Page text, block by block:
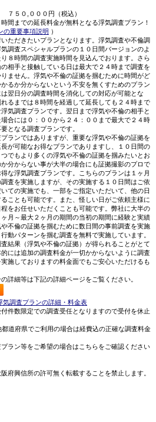
７５０,０００円（税込）
間までの延長料金が無料となる浮気調査プラン！
の重要事項説明 ）
ただきたいプランとなります。浮気調査や不倫調
調査スペシャルプランの１０日間バージョンのよ
８時間の調査実施時間を見込んでおります。さら
相手と接触している日は最大で２４時まで調査を
ません。浮気や不倫の証拠を掴むために時間がど
るか分からないという不安を無くすためのプラン
翌日分の調査時間を消化しての対応が可能とな
るまでは８時間を経過して延長しても２４時まで
気調査プランです。翌日まで浮気や不倫の相手と
合には０：００から２４：００まで最大で２４時
となる調査プランです。
ランではありますが、重要な浮気や不倫の証拠を
が可能なお得なプランでありますし、１０日間の
でもより多くの浮気や不倫の証拠を掴みたいとお
分からない事が大半の場合にも証拠撮影のプロで
な浮気調査プランです。こちらのプランは１ヶ月
査を実施しますが、その実施する１０日間はご依
ての実施でも、一部をご指定いただいて、他の日
ことも可能です。また、怪しい日がご依頼主様に
をお任せいただくことも可能です。弊社に大半の
月～最大２ヶ月の期間の当初の期間に経験と実績
不倫の証拠を掴むために数日間の事前調査を実施
動パターンを掴む調査を無料で実施しています。
結果（浮気や不倫の証拠）が得られることがとて
には追加の調査料金が一切かからないように調査
施しておりますの料金面でもご安心いただけるも
詳細等は下記の詳細ページをご覧ください。
気調査プランの詳細・料金表
件数限定での調査受任となりますので受付を休止
道府県でご利用の場合は経費込の正確な調査料金
ラン等をご希望の場合はこちらをご確認ください
府興信所の許可無く転載することを禁止します。